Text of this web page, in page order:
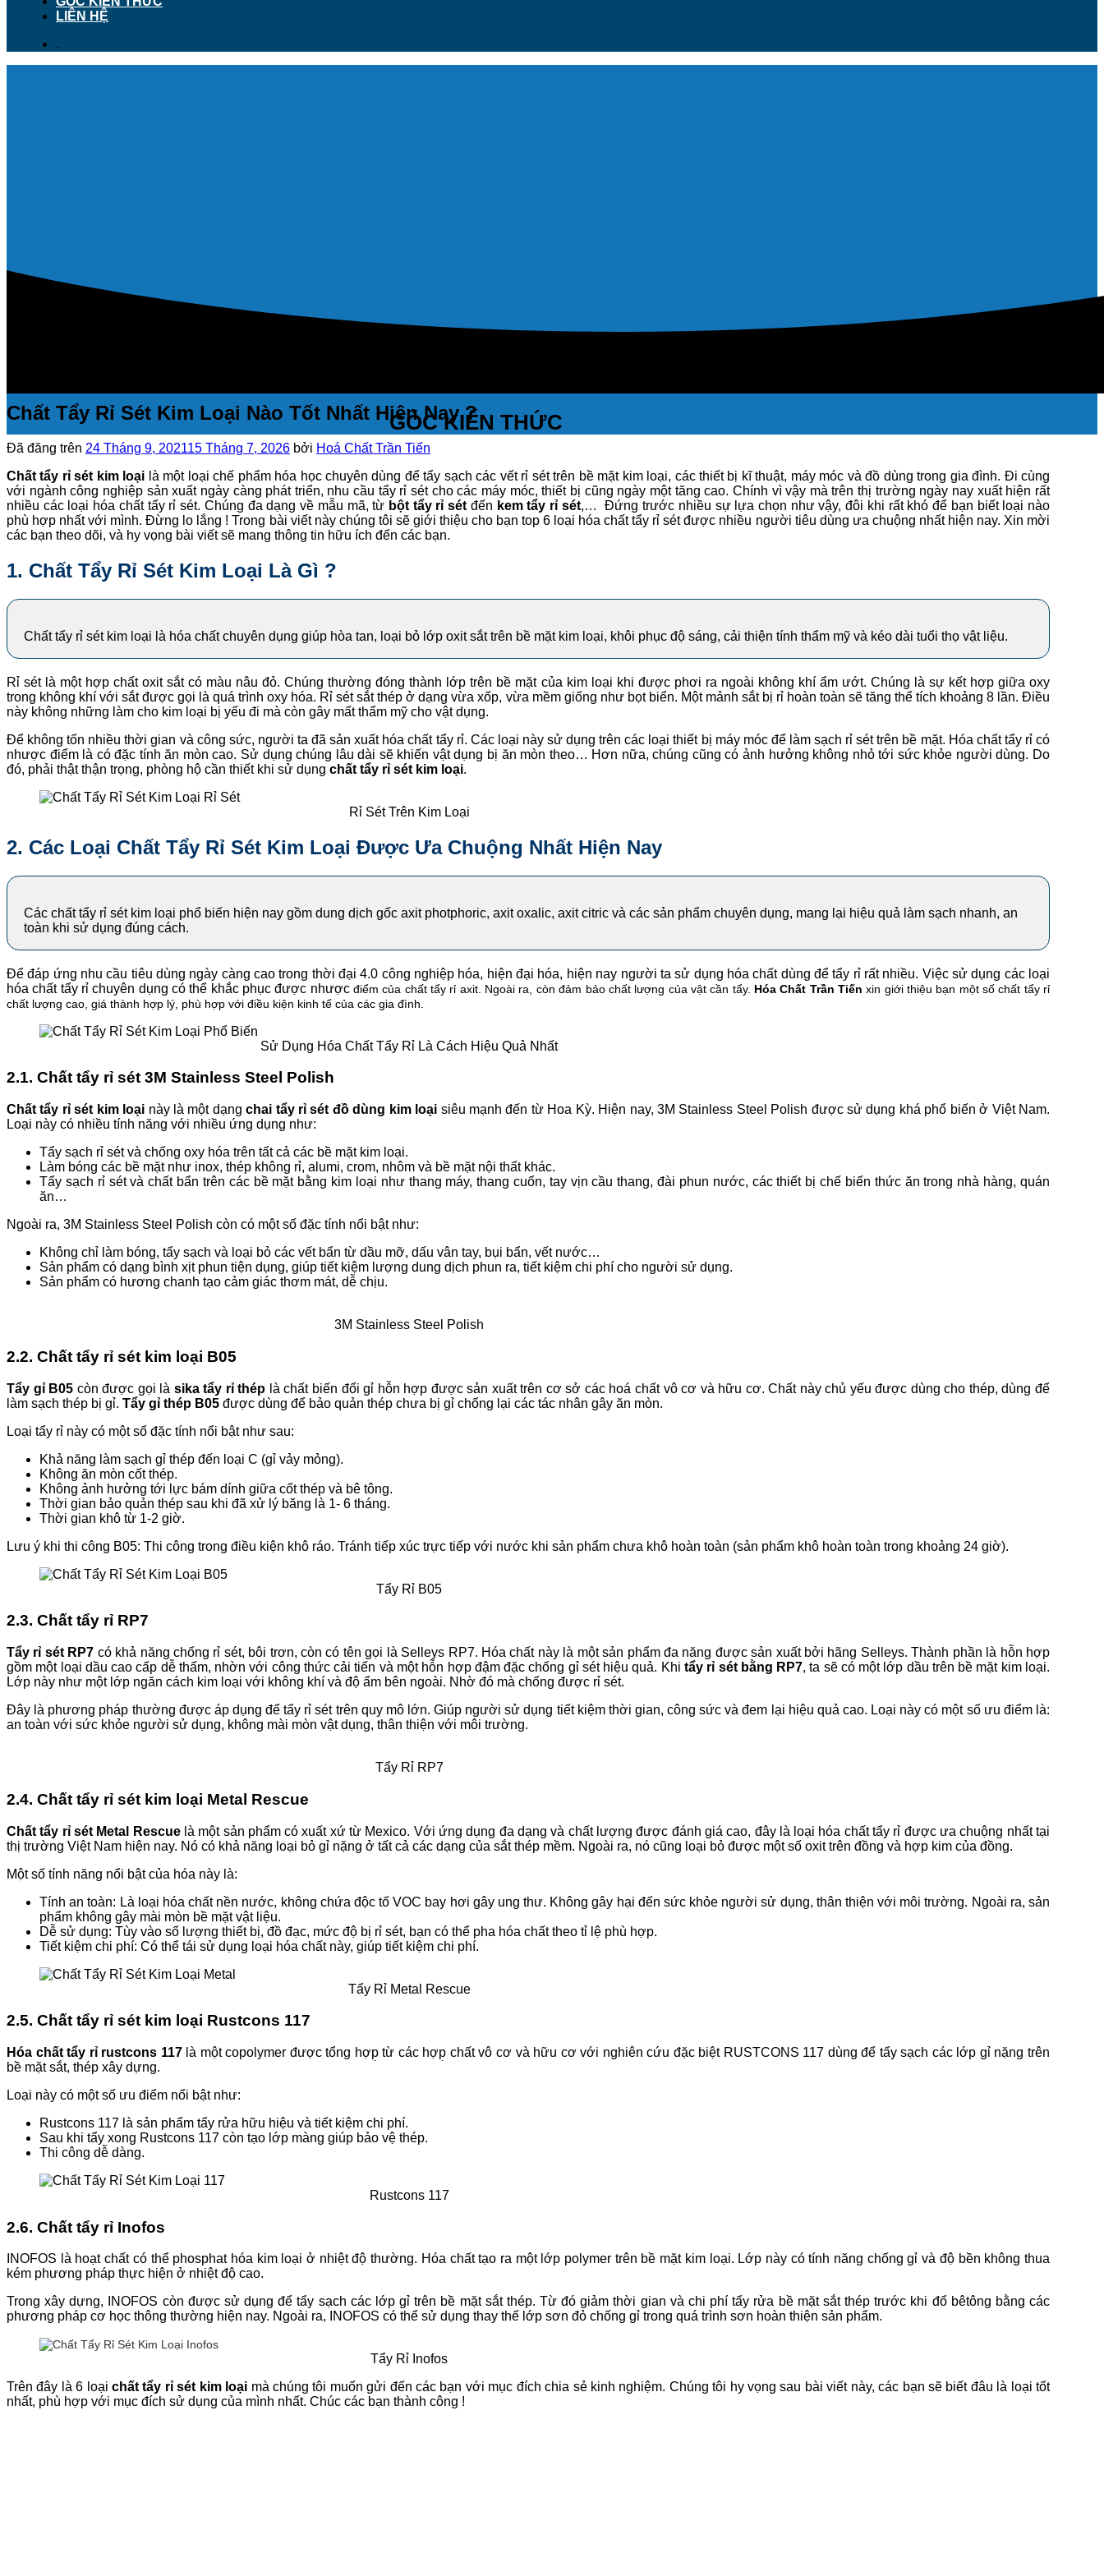
LIÊN HỆ
.
GÓC KIẾN THỨC
Chất Tẩy Rỉ Sét Kim Loại Nào Tốt Nhất Hiện Nay ?
Đã đăng trên 24 Tháng 9, 202115 Tháng 7, 2026 bởi Hoá Chất Trần Tiến
Chất tẩy rỉ sét kim loại là một loại chế phẩm hóa học chuyên dùng để tẩy sạch các vết rỉ sét trên bề mặt kim loại, các thiết bị kĩ thuật, máy móc và đồ dùng trong gia đình. Đi cùng
với ngành công nghiệp sản xuất ngày càng phát triển, nhu cầu tẩy rỉ sét cho các máy móc, thiết bị cũng ngày một tăng cao. Chính vì vậy mà trên thị trường ngày nay xuất hiện rất
nhiều các loại hóa chất tẩy rỉ sét. Chúng đa dạng về mẫu mã, từ bột tẩy rỉ sét đến kem tẩy rỉ sét,… Đứng trước nhiều sự lựa chọn như vậy, đôi khi rất khó để bạn biết loại nào
phù hợp nhất với mình. Đừng lo lắng ! Trong bài viết này chúng tôi sẽ giới thiệu cho bạn top 6 loại hóa chất tẩy rỉ sét được nhiều người tiêu dùng ưa chuộng nhất hiện nay. Xin mời
các bạn theo dõi, và hy vọng bài viết sẽ mang thông tin hữu ích đến các bạn.
1. Chất Tẩy Rỉ Sét Kim Loại Là Gì ?
Chất tẩy rỉ sét kim loại là hóa chất chuyên dụng giúp hòa tan, loại bỏ lớp oxit sắt trên bề mặt kim loại, khôi phục độ sáng, cải thiện tính thẩm mỹ và kéo dài tuổi thọ vật liệu.
Rỉ sét là một hợp chất oxit sắt có màu nâu đỏ. Chúng thường đóng thành lớp trên bề mặt của kim loại khi được phơi ra ngoài không khí ẩm ướt. Chúng là sự kết hợp giữa oxy
trong không khí với sắt được gọi là quá trình oxy hóa. Rỉ sét sắt thép ở dạng vừa xốp, vừa mềm giống như bọt biển. Một mảnh sắt bị rỉ hoàn toàn sẽ tăng thể tích khoảng 8 lần. Điều
này không những làm cho kim loại bị yếu đi mà còn gây mất thẩm mỹ cho vật dụng.
Để không tốn nhiều thời gian và công sức, người ta đã sản xuất hóa chất tẩy rỉ. Các loại này sử dụng trên các loại thiết bị máy móc để làm sạch rỉ sét trên bề mặt. Hóa chất tẩy rỉ có
nhược điểm là có đặc tính ăn mòn cao. Sử dụng chúng lâu dài sẽ khiến vật dụng bị ăn mòn theo… Hơn nữa, chúng cũng có ảnh hưởng không nhỏ tới sức khỏe người dùng. Do
đó, phải thật thận trọng, phòng hộ cần thiết khi sử dụng chất tẩy rỉ sét kim loại.
Rỉ Sét Trên Kim Loại
2. Các Loại Chất Tẩy Rỉ Sét Kim Loại Được Ưa Chuộng Nhất Hiện Nay
Các chất tẩy rỉ sét kim loại phổ biến hiện nay gồm dung dịch gốc axit photphoric, axit oxalic, axit citric và các sản phẩm chuyên dụng, mang lại hiệu quả làm sạch nhanh, an
toàn khi sử dụng đúng cách.
Để đáp ứng nhu cầu tiêu dùng ngày càng cao trong thời đại 4.0 công nghiệp hóa, hiện đại hóa, hiện nay người ta sử dụng hóa chất dùng để tẩy rỉ rất nhiều. Việc sử dụng các loại
hóa chất tẩy rỉ chuyên dụng có thể khắc phục được nhượcđiểm của chất tẩy rỉ axit. Ngoài ra, còn đảm bảo chất lượng của vật cần tẩy. Hóa Chất Trần Tiến xin giới thiệu bạn một số chất tẩy rỉ
chất lượng cao, giá thành hợp lý, phù hợp với điều kiện kinh tế của các gia đình.
Sử Dụng Hóa Chất Tẩy Rỉ Là Cách Hiệu Quả Nhất
2.1. Chất tẩy rỉ sét 3M Stainless Steel Polish
Chất tẩy rỉ sét kim loại này là một dạngchai tẩy rỉ sét đồ dùng kim loại siêu mạnh đến từ Hoa Kỳ. Hiện nay, 3M Stainless Steel Polish được sử dụng khá phổ biến ở Việt Nam.
Loại này có nhiều tính năng với nhiều ứng dụng như:
Tẩy sạch rỉ sét và chống oxy hóa trên tất cả các bề mặt kim loại.
Làm bóng các bề mặt như inox, thép không rỉ, alumi, crom, nhôm và bề mặt nội thất khác.
Tẩy sạch rỉ sét và chất bẩn trên các bề mặt bằng kim loại như thang máy, thang cuốn, tay vịn cầu thang, đài phun nước, các thiết bị chế biến thức ăn trong nhà hàng, quán
ăn…
Ngoài ra, 3M Stainless Steel Polish còn có một số đặc tính nổi bật như:
Không chỉ làm bóng, tẩy sạch và loại bỏ các vết bẩn từ dầu mỡ, dấu vân tay, bụi bẩn, vết nước…
Sản phẩm có dạng bình xịt phun tiện dụng, giúp tiết kiệm lượng dung dịch phun ra, tiết kiệm chi phí cho người sử dụng.
Sản phẩm có hương chanh tạo cảm giác thơm mát, dễ chịu.
3M Stainless Steel Polish
2.2. Chất tẩy rỉ sét kim loại B05
Tẩy gỉ B05 còn được gọi là sika tẩy rỉ thép là chất biến đổi gỉ hỗn hợp được sản xuất trên cơ sở các hoá chất vô cơ và hữu cơ. Chất này chủ yếu được dùng cho thép, dùng để
làm sạch thép bị gỉ. Tẩy gỉ thép B05 được dùng để bảo quản thép chưa bị gỉ chống lại các tác nhân gây ăn mòn.
Loại tẩy rỉ này có một số đặc tính nổi bật như sau:
Khả năng làm sạch gỉ thép đến loại C (gỉ vảy mỏng).
Không ăn mòn cốt thép.
Không ảnh hưởng tới lực bám dính giữa cốt thép và bê tông.
Thời gian bảo quản thép sau khi đã xử lý băng là 1- 6 tháng.
Thời gian khô từ 1-2 giờ.
Lưu ý khi thi công B05: Thi công trong điều kiện khô ráo. Tránh tiếp xúc trực tiếp với nước khi sản phẩm chưa khô hoàn toàn (sản phẩm khô hoàn toàn trong khoảng 24 giờ).
Tẩy Rỉ B05
2.3. Chất tẩy rỉ RP7
Tẩy rỉ sét RP7 có khả năng chống rỉ sét, bôi trơn, còn có tên gọi là Selleys RP7. Hóa chất này là một sản phẩm đa năng được sản xuất bởi hãng Selleys. Thành phần là hỗn hợp
gồm một loại dầu cao cấp dễ thấm, nhờn với công thức cải tiến và một hỗn hợp đậm đặc chống gỉ sét hiệu quả. Khi tẩy rỉ sét bằng RP7, ta sẽ có một lớp dầu trên bề mặt kim loại.
Lớp này như một lớp ngăn cách kim loại với không khí và độ ẩm bên ngoài. Nhờ đó mà chống được rỉ sét.
Đây là phương pháp thường được áp dụng để tẩy rỉ sét trên quy mô lớn. Giúp người sử dụng tiết kiệm thời gian, công sức và đem lại hiệu quả cao. Loại này có một số ưu điểm là:
an toàn với sức khỏe người sử dụng, không mài mòn vật dụng, thân thiện với môi trường.
Tẩy Rỉ RP7
2.4. Chất tẩy rỉ sét kim loại Metal Rescue
Chất tẩy rỉ sét Metal Rescuelà một sản phẩm có xuất xứ từ Mexico. Với ứng dụng đa dạng và chất lượng được đánh giá cao, đây là loại hóa chất tẩy rỉ được ưa chuộng nhất tại
thị trường Việt Nam hiện nay. Nó có khả năng loại bỏ gỉ nặng ở tất cả các dạng của sắt thép mềm. Ngoài ra, nó cũng loại bỏ được một số oxit trên đồng và hợp kim của đồng.
Một số tính năng nổi bật của hóa này là:
Tính an toàn: Là loại hóa chất nền nước, không chứa độc tố VOC bay hơi gây ung thư. Không gây hại đến sức khỏe người sử dụng, thân thiện với môi trường. Ngoài ra, sản
phẩm không gây mài mòn bề mặt vật liệu.
Dễ sử dụng: Tùy vào số lượng thiết bị, đồ đạc, mức độ bị rỉ sét, bạn có thể pha hóa chất theo tỉ lệ phù hợp.
Tiết kiệm chi phí: Có thể tái sử dụng loại hóa chất này, giúp tiết kiệm chi phí.
Tẩy Rỉ Metal Rescue
2.5. Chất tẩy rỉ sét kim loại Rustcons 117
Hóa chất tẩy rỉ rustcons 117là một copolymer được tổng hợp̣ từ các hợp̣ chất vô cơ và hữu cơ với nghiên cứu đặc biệt RUSTCONS 117 dùng để tẩy sạch các lớp gỉ nặng trên
bề mặt sắt, thép xây dựng.
Loại này có một số ưu điểm nổi bật như:
Rustcons 117 là sản phẩm tẩy rửa hữu hiệu và tiết kiệm chi phí.
Sau khi tẩy xong Rustcons 117 còn tạo lớp màng giúp bảo vệ thép.
Thi công dễ dàng.
Rustcons 117
2.6. Chất tẩy rỉ Inofos
INOFOS là hoạt chất có thể phosphat hóa kim loại ở nhiệt độ thường. Hóa chất tạo ra một lớp polymer trên bề mặt kim loại. Lớp này có tính năng chống gỉ và độ bền không thua
kém phương pháp thực hiện ở nhiệt độ cao.
Trong xây dựng, INOFOS còn được sử dụng để tẩy sạch các lớp gỉ trên bề mặt sắt thép. Từ đó giảm thời gian và chi phí tẩy rửa bề mặt sắt thép trước khi đổ bêtông bằng các
phương pháp cơ học thông thường hiện nay. Ngoài ra, INOFOS có thể sử dụng thay thế lớp sơn đỏ chống gỉ trong quá trình sơn hoàn thiện sản phẩm.
Tẩy Rỉ Inofos
Trên đây là 6 loạichất tẩy rỉ sét kim loại mà chúng tôi muốn gửi đến các bạn với mục đích chia sẻ kinh nghiệm. Chúng tôi hy vọng sau bài viết này, các bạn sẽ biết đâu là loại tốt
nhất, phù hợp với mục đích sử dụng của mình nhất. Chúc các bạn thành công !